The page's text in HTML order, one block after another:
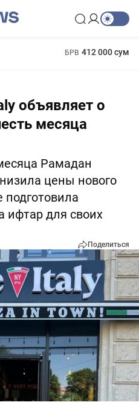
БРВ 412 000 сум
объявляет о
месяца
Рамадан
цены нового
ифтар для своих
Поделиться